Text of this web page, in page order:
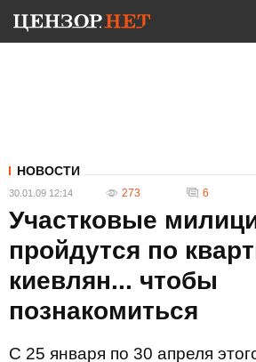
НОВОСТИ
30.01.09 12:14 273 6
Участковые
пройдутся по
киевлян... чтобы
познакомиться
С 25 января по 30 апреля